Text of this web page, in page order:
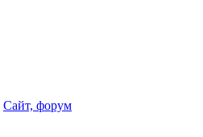
Сайт, форум